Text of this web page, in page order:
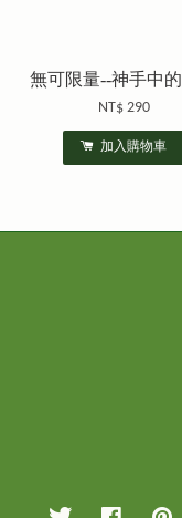
無可限量--神手中
NT$ 290
加入購物車
Twitter Facebook